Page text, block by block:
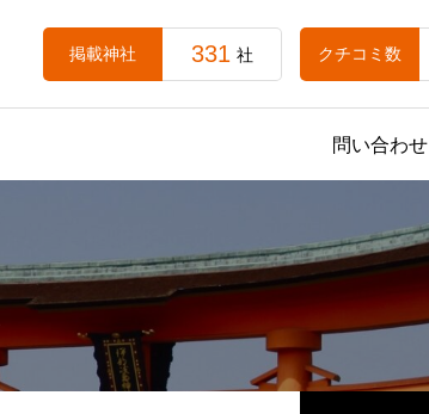
掲載神社 331 社 クチコミ数
問い合わせ